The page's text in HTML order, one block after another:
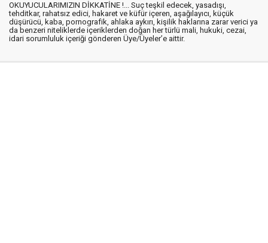
OKUYUCULARIMIZIN DİKKATİNE !... Suç teşkil edecek, yasadışı,
tehditkar, rahatsız edici, hakaret ve küfür içeren, aşağılayıcı, küçük
düşürücü, kaba, pornografik, ahlaka aykırı, kişilik haklarına zarar verici ya
da benzeri niteliklerde içeriklerden doğan her türlü mali, hukuki, cezai,
idari sorumluluk içeriği gönderen Üye/Üyeler’e aittir.